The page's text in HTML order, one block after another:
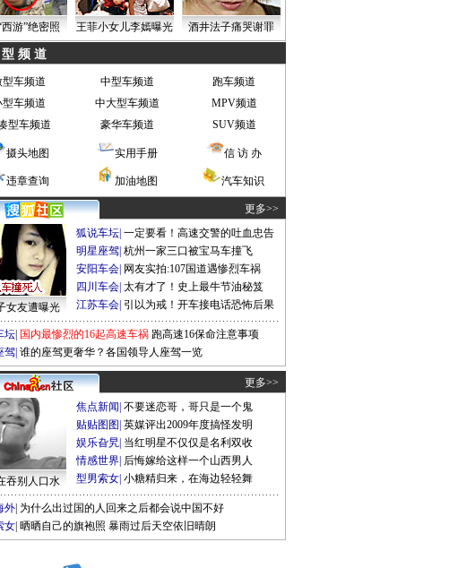
游”绝密照 王菲小女儿李嫣曝光 酒井法子痛哭谢罪
频 道
型车频道 中型车频道
跑车频道
型车频道
中大型车频道
MPV频道
型车频道
豪华车频道 SUV频道
摄头地图 实用手册 信 访 办
违章查询 加油地图 汽车知识
更多>>
女友遭曝光
狐说车坛 一定要看！高速交警的吐血忠告
明星座驾 杭州一家三口被宝马车撞飞
安阳车会 网友实拍:107国道遇惨烈车祸
四川车会 太有才了！史上最牛节油秘笈
江苏车会 引以为戒！开车接电话恐怖后果
坛 国内最惨烈的16起高速车祸 跑高速16保命注意事项
驾 谁的座驾更奢华？各国领导人座驾一览
更多>>
吞别人口水
焦点新闻 不要迷恋哥，哥只是一个鬼
贴贴图图 英媒评出2009年度搞怪发明
娱乐旮旯 当红明星不仅仅是名利双收
情感世界 后悔嫁给这样一个山西男人
型男索女 小糖精归来，在海边轻轻舞
外 为什么出过国的人回来之后都会说中国不好
女 晒晒自己的旗袍照 暴雨过后天空依旧晴朗